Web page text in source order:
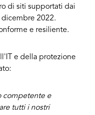
di siti supportati dai
2022.
e resiliente.
e della protezione
competente e
tutti i nostri